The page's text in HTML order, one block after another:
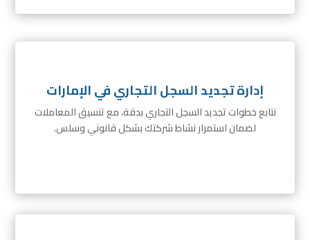
إدارة تجديد السجل التجاري في الإمارات
نتابع خطوات تجديد السجل التجاري بدقة، مع تنسيق المعاملات
لضمان استمرار نشاط شركتك بشكل قانوني وسلس.